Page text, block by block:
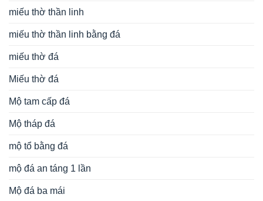
miếu thờ thần linh
miếu thờ thần linh bằng đá
miếu thờ đá
Miếu thờ đá
Mộ tam cấp đá
Mộ tháp đá
mộ tổ bằng đá
mộ đá an táng 1 lần
Mộ đá ba mái